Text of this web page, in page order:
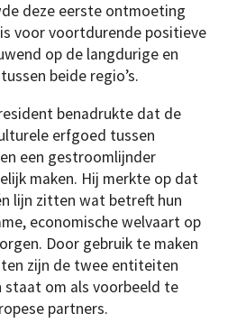
deze eerste ontmoeting
voor voortdurende positieve
op de langdurige en
beide regio’s.
benadrukte dat de
erfgoed tussen
een gestroomlijnder
maken. Hij merkte op dat
lijn zitten wat betreft hun
economische welvaart op
Door gebruik te maken
zijn de twee entiteiten
staat om als voorbeeld te
partners.